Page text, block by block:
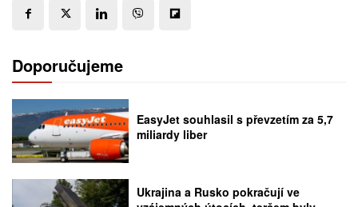
Doporučujeme
EasyJet souhlasil s převzetím za 5,7
miliardy liber
Ukrajina a Rusko pokračují ve